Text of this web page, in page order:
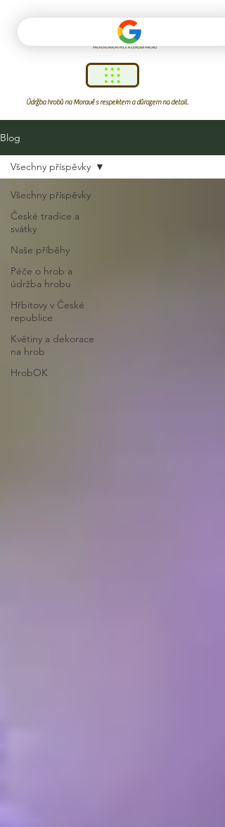
Údržba hrobů na Moravě s respektem a důrazem na detail.
Blog
Všechny příspěvky
České tradice a
svátky
Naše příběhy
Péče o hrob a
údržba hrobu
Hřbitovy v České
republice
Květiny a dekorace
na hrob
HrobOK
Všechny příspěvky